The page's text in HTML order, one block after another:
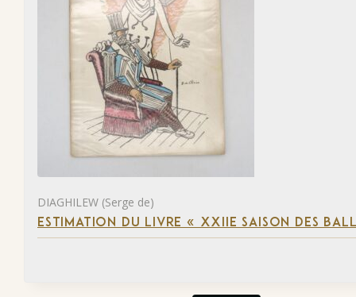
DIAGHILEW (Serge de)
ESTIMATION DU LIVRE « XXIIE SAISON DES